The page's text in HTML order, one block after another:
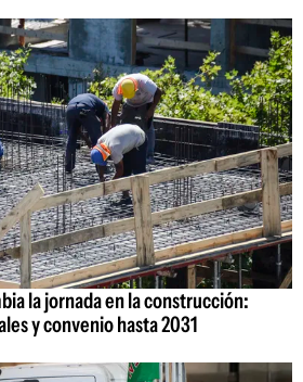
la jornada en la construcción:
y convenio hasta 2031